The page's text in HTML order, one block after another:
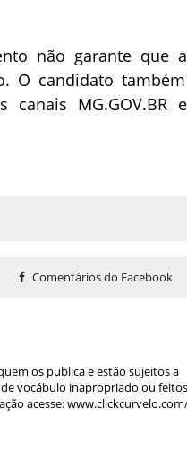
não garante que
O candidato
canais MG.GOV.BR
Comentários do Facebook
os publica e estão sujeitos a
vocábulo inapropriado ou
acesse: